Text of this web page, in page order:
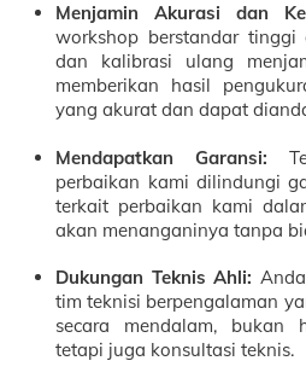
Menjamin Akurasi dan
workshop berstandar
dan kalibrasi ulang
memberikan hasil
yang akurat dan dapat
Mendapatkan Garansi:
perbaikan kami dilindungi
terkait perbaikan kami
akan menanganinya tanpa
Dukungan Teknis Ahli:
tim teknisi berpengalaman
secara mendalam, bukan
tetapi juga konsultasi teknis.